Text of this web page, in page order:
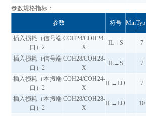
参数规格指标：
参数 符号 MinTyp.
插入损耗（信号端
口）2
COH24/COH24-
X
IL→S 7
插入损耗（信号端
口）2
COH28/COH28-
X
IL→S 7
插入损耗（本振端
口）2
COH24/COH24-
X
IL→LO 7
插入损耗（本振端
口）2
COH28/COH28-
X
IL→LO 10